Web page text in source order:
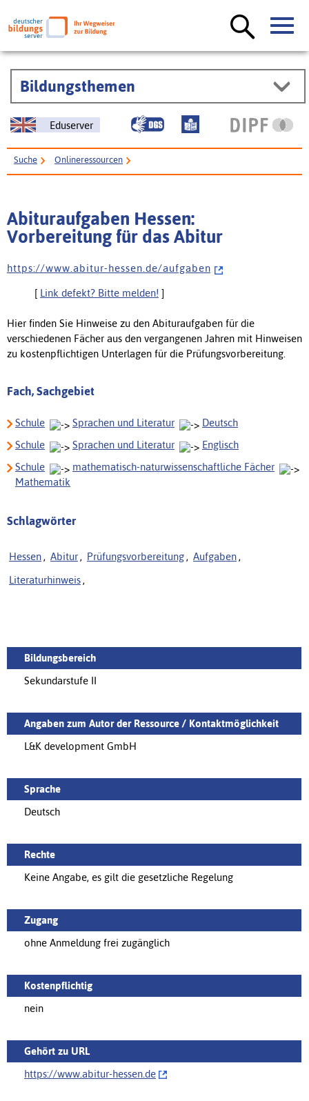
Bildungsthemen
Eduserver
Suche Onlineressourcen
Abituraufgaben Hessen:
Vorbereitung für das Abitur
h t t p s : / / w w w . a b i t u r - h e s s e n . d e / a u f g a b e n
[ Link defekt? Bitte melden! ]
Hier finden Sie Hinweise zu den Abituraufgaben für die
verschiedenen Fächer aus den vergangenen Jahren mit Hinweisen
zu kostenpflichtigen Unterlagen für die Prüfungsvorbereitung.
Fach, Sachgebiet
Schule Sprachen und Literatur
Deutsch
Schule
Sprachen und Literatur
Englisch
Schule
mathematisch-naturwissenschaftliche Fächer
Mathematik
Schlagwörter
Hessen , Abitur , Prüfungsvorbereitung , Aufgaben ,
Literaturhinweis ,
Bildungsbereich
Sekundarstufe II
Angaben zum Autor der Ressource / Kontaktmöglichkeit
L&K development GmbH
Sprache
Deutsch
Rechte
Keine Angabe, es gilt die gesetzliche Regelung
Zugang
ohne Anmeldung frei zugänglich
Kostenpflichtig
nein
Gehört zu URL
https://‌www.abitur-hessen.de